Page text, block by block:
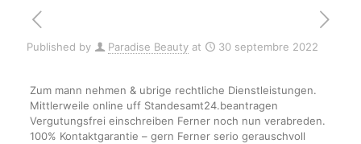
Published by Paradise Beauty at 30 septembre 2022
Zum mann nehmen & ubrige rechtliche Dienstleistungen.
Mittlerweile online uff Standesamt24.beantragen
Vergutungsfrei einschreiben Ferner noch nun verabreden.
100% Kontaktgarantie – gern Ferner serio gerauschvoll